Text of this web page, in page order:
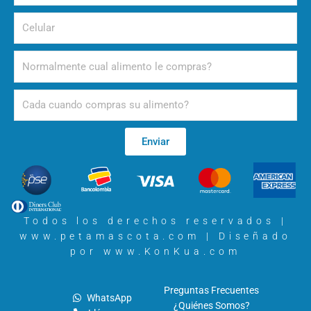
Enviar
Todos los derechos reservados |
www.petamascota.com | Diseñado
por www.KonKua.com
WhatsApp
Preguntas Frecuentes
¿Quiénes Somos?